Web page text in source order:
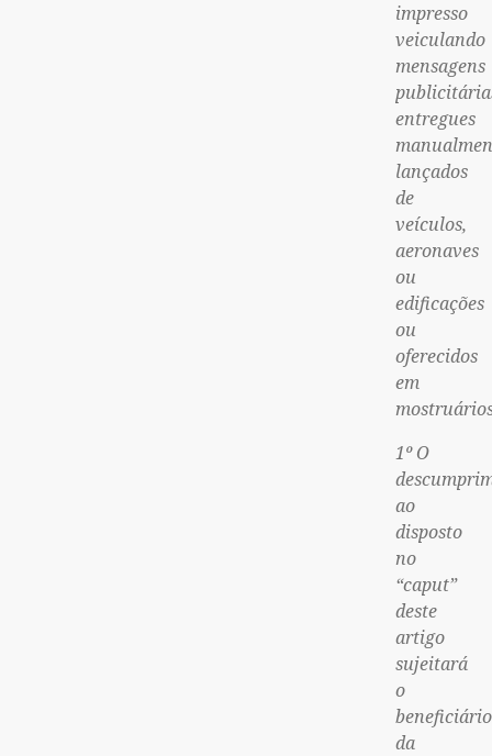
impresso
veiculando
mensagens
entregues
lançados
de
veículos,
aeronaves
ou
edificações
ou
oferecidos
em
1º O
ao
disposto
no
“caput”
deste
artigo
sujeitará
o
beneficiário
da